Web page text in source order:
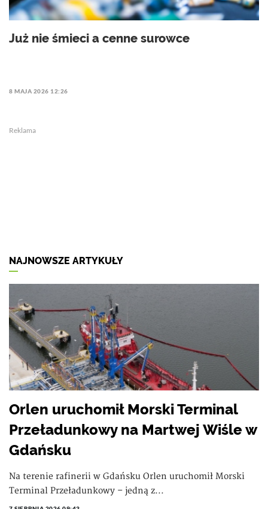
Już nie śmieci a cenne surowce
8 MAJA 2026 12:26
Reklama
NAJNOWSZE ARTYKUŁY
Orlen uruchomił Morski Terminal
Przeładunkowy na Martwej Wiśle w
Gdańsku
Na terenie rafinerii w Gdańsku Orlen uruchomił Morski
Terminal Przeładunkowy – jedną z...